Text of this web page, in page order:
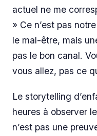
actuel ne me
» Ce n’est pas
le mal-être, mais
pas le bon canal.
vous allez, pas ce
Le storytelling
heures à observer
n’est pas une